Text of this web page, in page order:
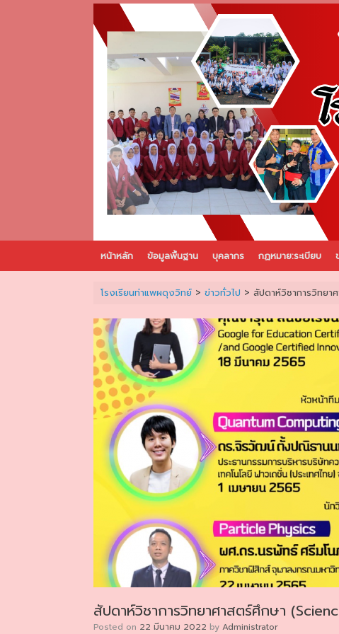
หน้าหลัก ข้อมูลพื้นฐาน บุคลากร กฏหมาย:ระเบียบ
โรงเรียนท่าแพผดุงวิทย์> ข่าวทั่วไป > สัปดาห์วิชาการวิทย
สัปดาห์วิชาการวิทยาศาสตร์ศึกษา
Posted on 22 มีนาคม 2022 by Administrator